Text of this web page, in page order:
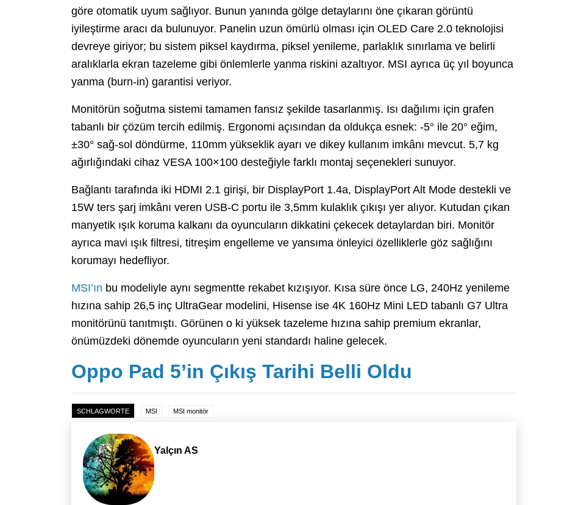
göre otomatik uyum sağlıyor. Bunun yanında gölge detaylarını öne çıkaran görüntü
iyileştirme aracı da bulunuyor. Panelin uzun ömürlü olması için OLED Care 2.0 teknolojisi
devreye giriyor; bu sistem piksel kaydırma, piksel yenileme, parlaklık sınırlama ve belirli
aralıklarla ekran tazeleme gibi önlemlerle yanma riskini azaltıyor. MSI ayrıca üç yıl boyunca
yanma (burn-in) garantisi veriyor.
Monitörün soğutma sistemi tamamen fansız şekilde tasarlanmış. Isı dağılımı için grafen
tabanlı bir çözüm tercih edilmiş. Ergonomi açısından da oldukça esnek: -5° ile 20° eğim,
±30° sağ-sol döndürme, 110mm yükseklik ayarı ve dikey kullanım imkânı mevcut. 5,7 kg
ağırlığındaki cihaz VESA 100×100 desteğiyle farklı montaj seçenekleri sunuyor.
Bağlantı tarafında iki HDMI 2.1 girişi, bir DisplayPort 1.4a, DisplayPort Alt Mode destekli ve
15W ters şarj imkânı veren USB-C portu ile 3,5mm kulaklık çıkışı yer alıyor. Kutudan çıkan
manyetik ışık koruma kalkanı da oyuncuların dikkatini çekecek detaylardan biri. Monitör
ayrıca mavi ışık filtresi, titreşim engelleme ve yansıma önleyici özelliklerle göz sağlığını
korumayı hedefliyor.
MSI’ın bu modeliyle aynı segmentte rekabet kızışıyor. Kısa süre önce LG, 240Hz yenileme
hızına sahip 26,5 inç UltraGear modelini, Hisense ise 4K 160Hz Mini LED tabanlı G7 Ultra
monitörünü tanıtmıştı. Görünen o ki yüksek tazeleme hızına sahip premium ekranlar,
önümüzdeki dönemde oyuncuların yeni standardı haline gelecek.
Oppo Pad 5’in Çıkış Tarihi Belli Oldu
SCHLAGWORTE MSI MSI monitör
Yalçın AS